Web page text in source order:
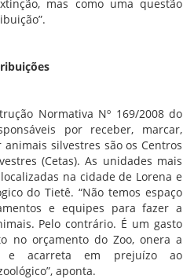
mas como uma questão
Normativa Nº 169/2008 do
por receber, marcar,
silvestres são os Centros
(Cetas). As unidades mais
na cidade de Lorena e
do Tietê. “Não temos espaço
e equipes para fazer a
Pelo contrário. É um gasto
no orçamento do Zoo, onera a
e acarreta em prejuízo ao
aponta.